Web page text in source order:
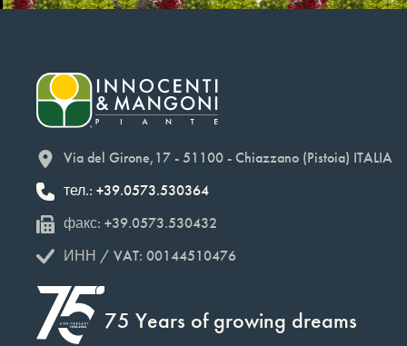
Via del Girone,17 - 51100 - Chiazzano (Pistoia) ITALIA
тел.: +39.0573.530364
факс: +39.0573.530432
ИНН / VAT: 00144510476
75 Years of growing dreams